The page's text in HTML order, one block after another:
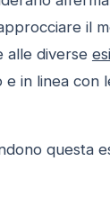
il
alle diverse
e in linea con
questa